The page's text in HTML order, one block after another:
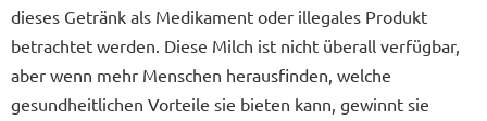
dieses Getränk als Medikament oder illegales Produkt
betrachtet werden. Diese Milch ist nicht überall verfügbar,
aber wenn mehr Menschen herausfinden, welche
gesundheitlichen Vorteile sie bieten kann, gewinnt sie